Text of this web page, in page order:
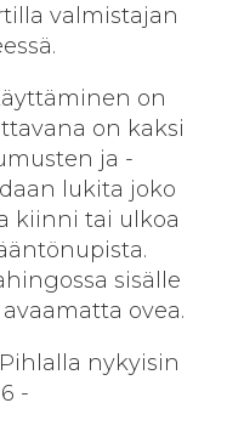
valmistajan
on
on kaksi
ja -
lukita joko
kiinni tai ulkoa
sisälle
ovea.
nykyisin
-